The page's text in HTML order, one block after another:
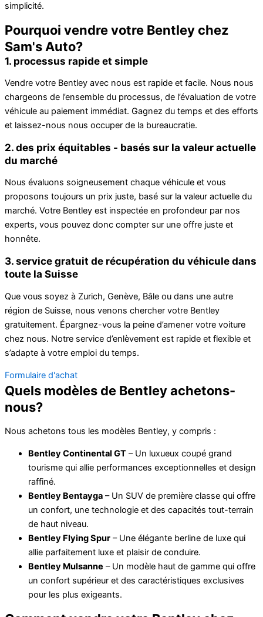
simplicité.
Pourquoi vendre votre Bentley chez
Sam's Auto?
1. processus rapide et simple
Vendre votre Bentley avec nous est rapide et facile. Nous nous
chargeons de l’ensemble du processus, de l’évaluation de votre
véhicule au paiement immédiat. Gagnez du temps et des efforts
et laissez-nous nous occuper de la bureaucratie.
2. des prix équitables - basés sur la valeur actuelle
du marché
Nous évaluons soigneusement chaque véhicule et vous
proposons toujours un prix juste, basé sur la valeur actuelle du
marché. Votre Bentley est inspectée en profondeur par nos
experts, vous pouvez donc compter sur une offre juste et
honnête.
3. service gratuit de récupération du véhicule dans
toute la Suisse
Que vous soyez à Zurich, Genève, Bâle ou dans une autre
région de Suisse, nous venons chercher votre Bentley
gratuitement. Épargnez-vous la peine d’amener votre voiture
chez nous. Notre service d’enlèvement est rapide et flexible et
s’adapte à votre emploi du temps.
Formulaire d'achat
Quels modèles de Bentley achetons-
nous?
Nous achetons tous les modèles Bentley, y compris :
Bentley Continental GT – Un luxueux coupé grand
tourisme qui allie performances exceptionnelles et design
raffiné.
Bentley Bentayga – Un SUV de première classe qui offre
un confort, une technologie et des capacités tout-terrain
de haut niveau.
Bentley Flying Spur – Une élégante berline de luxe qui
allie parfaitement luxe et plaisir de conduire.
Bentley Mulsanne – Un modèle haut de gamme qui offre
un confort supérieur et des caractéristiques exclusives
pour les plus exigeants.